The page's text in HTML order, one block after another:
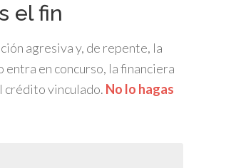
el fin
agresiva y, de repente, la
en concurso, la financiera
crédito vinculado. No lo hagas